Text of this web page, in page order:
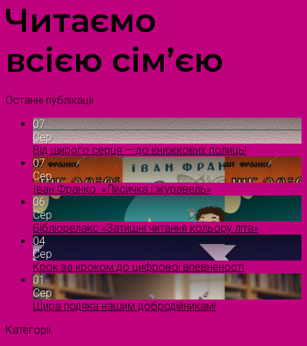
Читаємо
всією сім’єю
Останні публікації
07
Сер
Від щирого серця — до книжкових полиць!
07
Сер
Іван Франко. «Лисичка і журавель»
06
Сер
Бібліорелакс «Затишні читання кольору літа»
04
Сер
Крок за кроком до цифрової впевненості
01
Сер
Щира подяка нашим добродійникам!
Категорії